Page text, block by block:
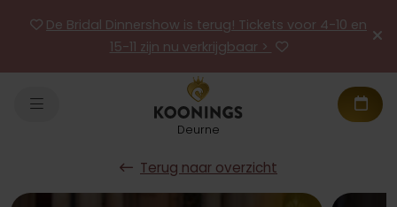
De Bridal Dinnershow is terug! Tickets voor 4-10 en
15-11 zijn nu verkrijgbaar >
Deurne
Terug naar overzicht